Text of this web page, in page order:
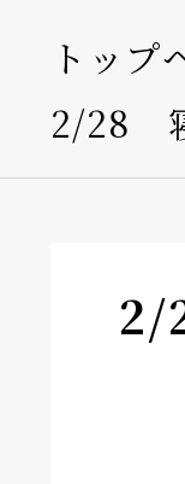
トップ
2/28
2/